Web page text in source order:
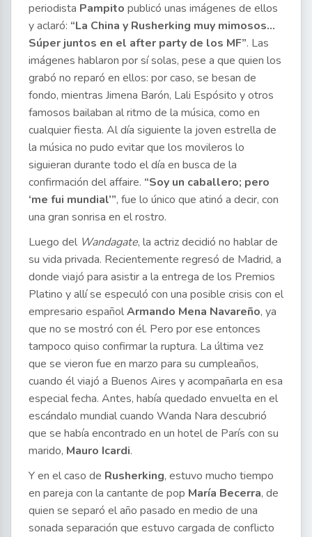
periodista Pampito publicó unas imágenes de ellos
y aclaró: “La China y Rusherking muy mimosos…
Súper juntos en el after party de los MF”. Las
imágenes hablaron por sí solas, pese a que quien los
grabó no reparó en ellos: por caso, se besan de
fondo, mientras Jimena Barón, Lali Espósito y otros
famosos bailaban al ritmo de la música, como en
cualquier fiesta. Al día siguiente la joven estrella de
la música no pudo evitar que los movileros lo
siguieran durante todo el día en busca de la
confirmación del affaire. “Soy un caballero; pero
‘me fui mundial’”, fue lo único que atinó a decir, con
una gran sonrisa en el rostro.
Luego del Wandagate, la actriz decidió no hablar de
su vida privada. Recientemente regresó de Madrid, a
donde viajó para asistir a la entrega de los Premios
Platino y allí se especuló con una posible crisis con el
empresario españolArmando Mena Navareño, ya
que no se mostró con él. Pero por ese entonces
tampoco quiso confirmar la ruptura. La última vez
que se vieron fue en marzo para su cumpleaños,
cuando él viajó a Buenos Aires y acompañarla en esa
especial fecha. Antes, había quedado envuelta en el
escándalo mundial cuando Wanda Nara descubrió
que se había encontrado en un hotel de París con su
marido, Mauro Icardi.
Y en el caso de Rusherking, estuvo mucho tiempo
en pareja con la cantante de pop María Becerra, de
quien se separó el año pasado en medio de una
sonada separación que estuvo cargada de conflicto